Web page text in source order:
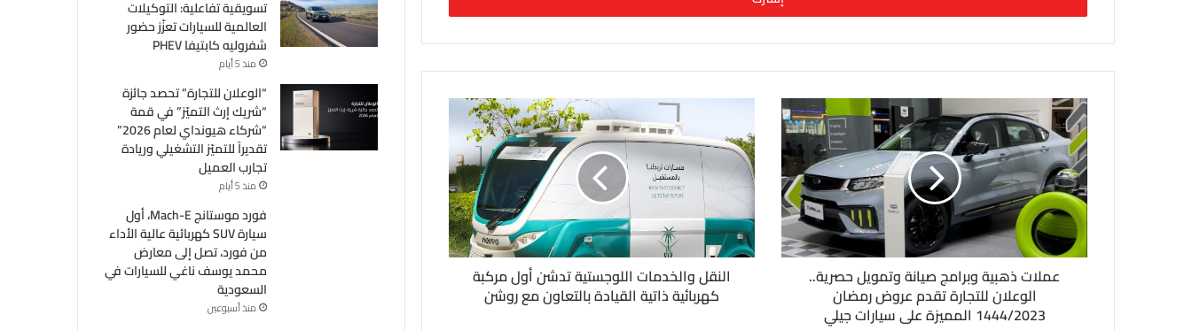
ب
د
ك
ا
ل
إ
ل
ك
ت
و
ن
عملات ذهبية وبرامج صيانة وتمويل حصرية..
الوعلان للتجارة تقدم عروض رمضان
1444/2023 المميزة على سيارات جيلي
النقل والخدمات اللوجستية تدشن أول مركبة
كهربائية ذاتية القيادة بالتعاون مع روشن
تسويقية تفاعلية: التوكيلات
العالمية للسيارات تعزّز حضور
شفروليه كابتيفا PHEV
منذ 5 أيام
“الوعلان للتجارة” تحصد جائزة
“شريك إرث التميّز” في قمة
“شركاء هيونداي لعام 2026”
تقديراً للتميّز التشغيلي وريادة
تجارب العميل
منذ 5 أيام
فورد موستانج Mach-E، أول
سيارة SUV كهربائية عالية الأداء
من فورد، تصل إلى معارض
محمد يوسف ناغي للسيارات في
السعودية
منذ أسبوعين